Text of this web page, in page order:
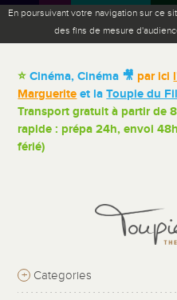
En poursuivant votre navigation sur ce
des fins de mesure
⭐Cinéma, Cinéma 🎥 par ici
Marguerite et laToupie du
Transport gratuit à partir de
rapide : prépa 24h, envoi
férié)
+ Categories